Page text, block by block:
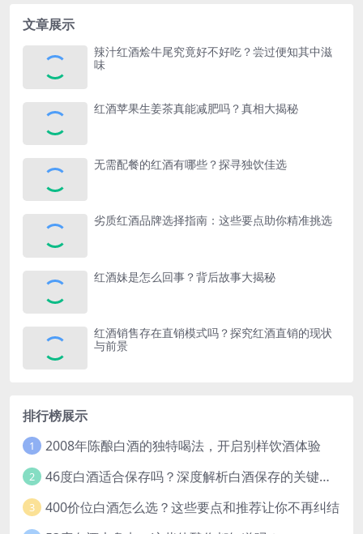
文章展示
辣汁红酒烩牛尾究竟好不好吃？尝过便知其中滋
味
红酒苹果生姜茶真能减肥吗？真相大揭秘
无需配餐的红酒有哪些？探寻独饮佳选
劣质红酒品牌选择指南：这些要点助你精准挑选
红酒妹是怎么回事？背后故事大揭秘
红酒销售存在直销模式吗？探究红酒直销的现状
与前景
排行榜展示
1 2008年陈酿白酒的独特喝法，开启别样饮酒体验
2 46度白酒适合保存吗？深度解析白酒保存的关键因素
3 400价位白酒怎么选？这些要点和推荐让你不再纠结